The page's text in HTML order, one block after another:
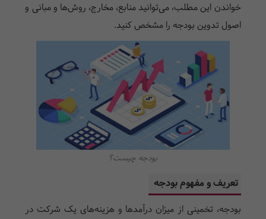
خواندن این مطلب، می‌توانید منابع، مخارج، روش‌ها و مبانی و
اصول تدوین بودجه را مشخص کنید.
بودجه چیست؟
تعریف و مفهوم بودجه
بودجه، تخمینی از میزان درآمد‌ها و هزینه‌های یک شرکت در